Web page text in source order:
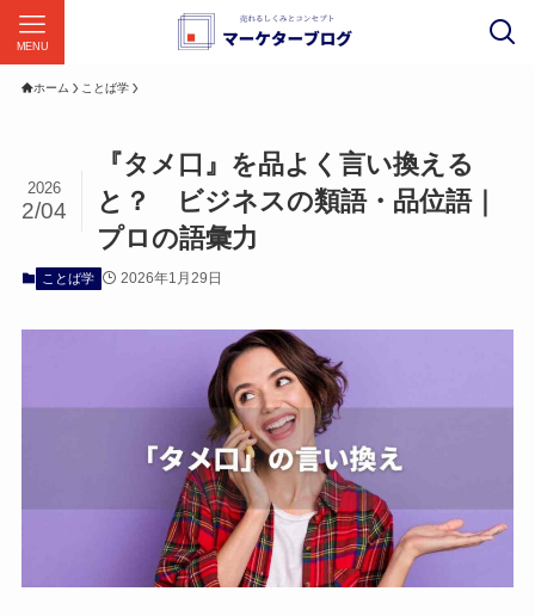
MENU
ホーム ことば学
『タメ口』を品よく言い換える
と？ ビジネスの類語・品位語｜
プロの語彙力
2026
2/04
ことば学 2026年1月29日